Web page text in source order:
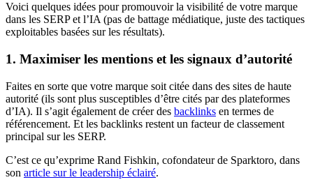
Voici quelques idées pour promouvoir la visibilité de votre marque
dans les SERP et l’IA (pas de battage médiatique, juste des tactiques
exploitables basées sur les résultats).
1. Maximiser les mentions et les signaux d’autorité
Faites en sorte que votre marque soit citée dans des sites de haute
autorité (ils sont plus susceptibles d’être cités par des plateformes
d’IA). Il s’agit également de créer des backlinks en termes de
référencement. Et les backlinks restent un facteur de classement
principal sur les SERP.
C’est ce qu’exprime Rand Fishkin, cofondateur de Sparktoro, dans
son article sur le leadership éclairé.